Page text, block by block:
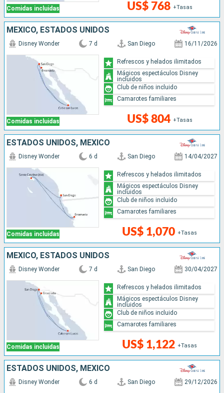
Comidas incluidas US$ 768 +Tasas
MÉXICO, ESTADOS UNIDOS
Comidas incluidas
Disney Wonder 7 d San Diego 16/11/2026
US$ 804 +Tasas
Refrescos y helados ilimitados
Mágicos espectáculos Disney
incluidos
Club de niños incluido
Camarotes familiares
ESTADOS UNIDOS, MÉXICO
Comidas incluidas
Disney Wonder 6 d San Diego 14/04/2027
US$ 1,070 +Tasas
Refrescos y helados ilimitados
Mágicos espectáculos Disney
incluidos
Club de niños incluido
Camarotes familiares
MÉXICO, ESTADOS UNIDOS
Comidas incluidas
Disney Wonder 7 d San Diego 30/04/2027
US$ 1,122 +Tasas
Refrescos y helados ilimitados
Mágicos espectáculos Disney
incluidos
Club de niños incluido
Camarotes familiares
ESTADOS UNIDOS, MÉXICO
Disney Wonder 6 d San Diego 29/12/2026